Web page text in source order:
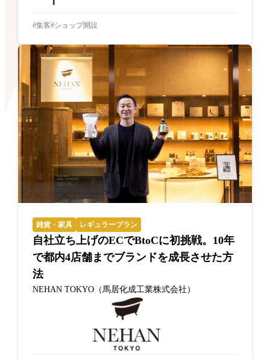
集客 ショップ開設
雑貨・家具 レギュラープラン
自社立ち上げのECでBtoCに初挑戦。10年
で都内4店舗までブランドを成長させた方
法
NEHAN TOKYO（馬居化成工業株式会社）